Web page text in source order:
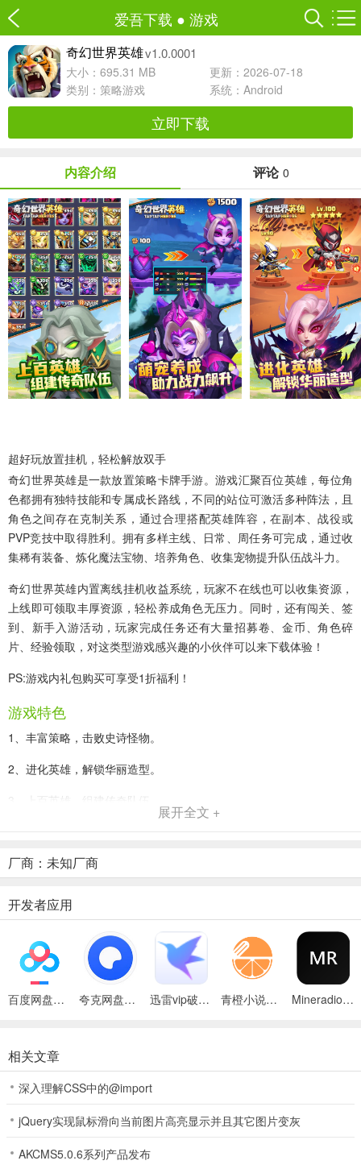
爱吾下载 ● 游戏
奇幻世界英雄v1.0.0001
大小：695.31 MB
更新：2026-07-18
类别： 策略游戏 系统：Android
立即下载
内容介绍 评论 0
超好玩放置挂机，轻松解放双手
奇幻世界英雄是一款放置策略卡牌手游。游戏汇聚百位英雄，每位角
色都拥有独特技能和专属成长路线，不同的站位可激活多种阵法，且
角色之间存在克制关系，通过合理搭配英雄阵容，在副本、战役或
PVP竞技中取得胜利。拥有多样主线、日常、周任务可完成，通过收
集稀有装备、炼化魔法宝物、培养角色、收集宠物提升队伍战斗力。
奇幻世界英雄内置离线挂机收益系统，玩家不在线也可以收集资源，
上线即可领取丰厚资源，轻松养成角色无压力。同时，还有闯关、签
到、新手入游活动，玩家完成任务还有大量招募卷、金币、角色碎
片、经验领取，对这类型游戏感兴趣的小伙伴可以来下载体验！
PS:游戏内礼包购买可享受1折福利！
游戏特色
1、丰富策略，击败史诗怪物。
2、进化英雄，解锁华丽造型。
3、上百英雄，组建传奇队伍。
5、萌宠养成，助力战力飙升。
奇幻世界英雄新手入门必看攻略
1、新手玩家进入游戏，首先优先挑战关卡，随着关卡的深入可以解锁
更多玩法内容；
展开全文 +
厂商：未知厂商
开发者应用
百度网盘绿色免安装Pc电脑版 夸克网盘官方正式版 迅雷vip破解版永久会员2024版 青橙小说App Mineradio手机版
相关文章
深入理解CSS中的@import
jQuery实现鼠标滑向当前图片高亮显示并且其它图片变灰
AKCMS5.0.6系列产品发布